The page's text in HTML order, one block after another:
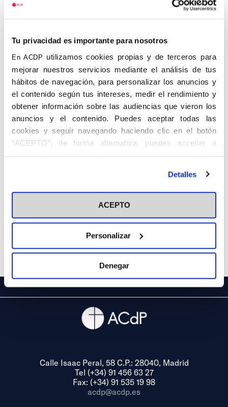
Tu privacidad es importante para nosotros
En ACDP utilizamos cookies propias y de terceros para
mejorar nuestros servicios mediante el análisis de tus
hábitos de navegación, para personalizar los anuncios y
el contenido según tus intereses, medir el rendimiento y
obtener información sobre las audiencias que vieron los
anuncios y el contenido. Puedes aceptar todas las
cookies y seguir navegando haciendo clic en el botón
“ACEPTO”; de forma alternativa, puedes acceder a
información más detallada y cambiar tus preferencias
en el botón "Personalizar". Para más información puedes
visitar nuestra Política de Cookies
Detalles
ACEPTO
Personalizar
Denegar
Nombre
Félix
Autor
Centro de
adscripción
Madrid
Fecha de
nacimiento
05/07/1925
Lugar de
nacimiento
Fecha de
defunción
22/11/2017
Lugar de
defunción
Madrid
Calle Isaac Peral, 58 C.P.: 28040, Madrid
Tel (+34) 91 456 63 27
Fax: (+34) 91 535 19 98
acdp@acdp.es